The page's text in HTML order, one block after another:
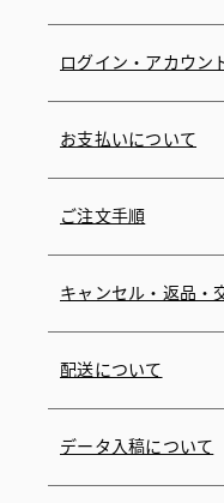
ログイン・アカウン
お支払いについて
ご注文手順
キャンセル・返品・
配送について
データ入稿について